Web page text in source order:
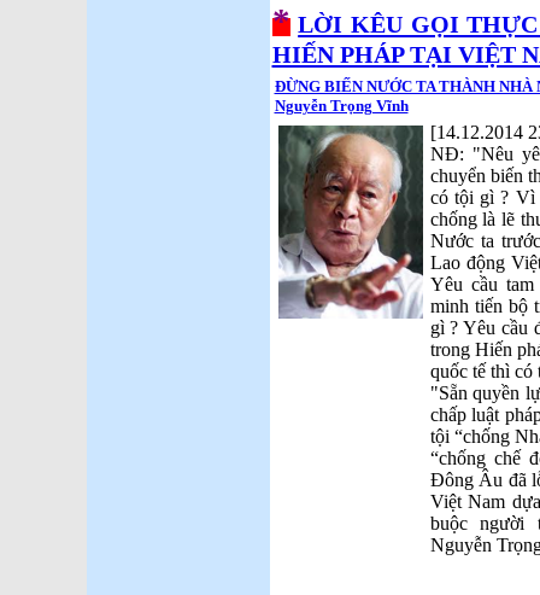
* LỜI KÊU GỌI
HIẾN PHÁP TẠI VIỆT
ĐỪNG BIẾN NƯỚC TA THÀNH NHÀ
Nguyễn Trọng Vĩnh
[14.12.2014
NĐ: "Nêu
chuyển biến
có tội gì ? Vì
chống là lẽ
Nước ta
Lao động
Yêu cầu
minh tiến bộ
gì ? Yêu cầu
trong Hiến
quốc tế thì có
"Sẵn quyền
chấp luật
tội “chống
“chống chế
Đông Âu đã
Việt Nam
buộc người
Nguyễn